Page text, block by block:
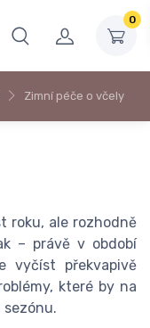
0
Zimní péče o včely
roku, ale rozhodně
– právě v období
vyčíst překvapivě
které by na